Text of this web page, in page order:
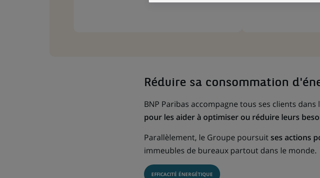
Réduire sa consommation
BNP Paribas accompagne tous ses clients
pour les aider à optimiser ou réduire leurs
Parallèlement, le Groupe poursuitses actions
immeubles de bureaux partout dans le monde.
EFFICACITÉ ÉNERGÉTIQUE